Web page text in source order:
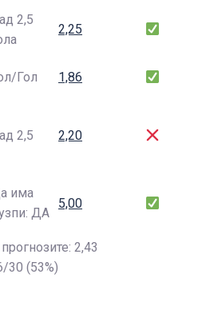
2,5
2,25
Гол 1,86
2,5 2,20
има
ДА
5,00
2,43
30 (53%)